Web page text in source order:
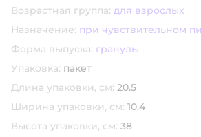
Возрастная группа: для взрослых
Назначение: при чувствительном
Форма выпуска: гранулы
Упаковка: пакет
Длина упаковки, см: 20.5
Ширина упаковки, см: 10.4
Высота упаковки, см: 38